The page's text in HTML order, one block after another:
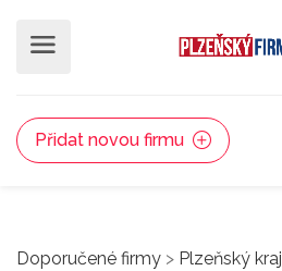
Přidat novou firmu
Doporučené firmy > Plzeňský kraj